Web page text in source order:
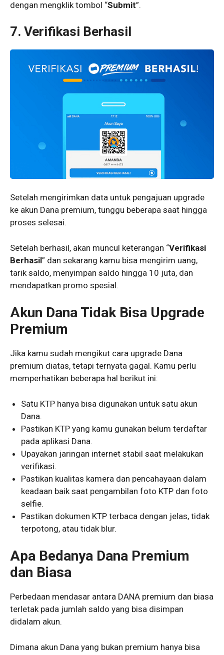
dengan mengklik tombol “Submit”.
7. Verifikasi Berhasil
Setelah mengirimkan data untuk pengajuan upgrade
ke akun Dana premium, tunggu beberapa saat hingga
proses selesai.
Setelah berhasil, akan muncul keterangan “Verifikasi
Berhasil” dan sekarang kamu bisa mengirim uang,
tarik saldo, menyimpan saldo hingga 10 juta, dan
mendapatkan promo spesial.
Akun Dana Tidak Bisa Upgrade
Premium
Jika kamu sudah mengikut cara upgrade Dana
premium diatas, tetapi ternyata gagal. Kamu perlu
memperhatikan beberapa hal berikut ini:
Satu KTP hanya bisa digunakan untuk satu akun
Dana.
Pastikan KTP yang kamu gunakan belum terdaftar
pada aplikasi Dana.
Upayakan jaringan internet stabil saat melakukan
verifikasi.
Pastikan kualitas kamera dan pencahayaan dalam
keadaan baik saat pengambilan foto KTP dan foto
selfie.
Pastikan dokumen KTP terbaca dengan jelas, tidak
terpotong, atau tidak blur.
Apa Bedanya Dana Premium
dan Biasa
Perbedaan mendasar antara DANA premium dan biasa
terletak pada jumlah saldo yang bisa disimpan
didalam akun.
Dimana akun Dana yang bukan premium hanya bisa